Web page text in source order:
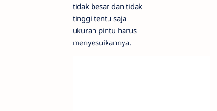
tidak besar dan tidak
tinggi tentu saja
ukuran pintu harus
menyesuikannya.